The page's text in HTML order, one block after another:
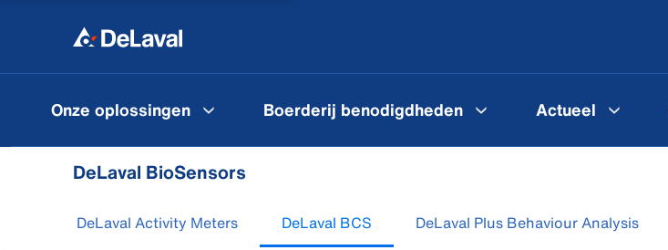
Onze oplossingen Boerderij benodigdheden Actueel
DeLaval BioSensors
DeLaval Activity Meters DeLaval BCS DeLaval Plus Behaviour Analysis